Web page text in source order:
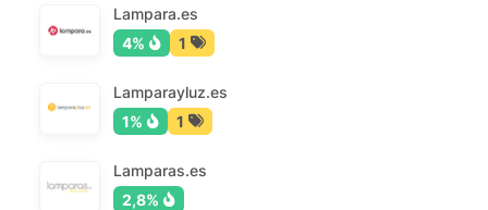
Lampara.es
4%
1
Lamparayluz.es
1%
1
Lamparas.es
2,8%